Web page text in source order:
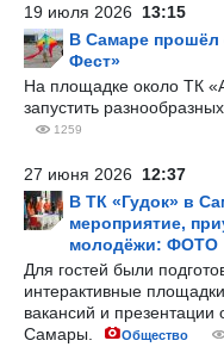
19 июля 2026 13:15
В Самаре
Фест»
На площадке около ТК
запустить
1259
27 июня 2026 12:37
В ТК «Гудок» в
мероприятие,
молодёжи: ФОТО
Для гостей были
интерактивные
вакансий и презентации
Самары.
Общество